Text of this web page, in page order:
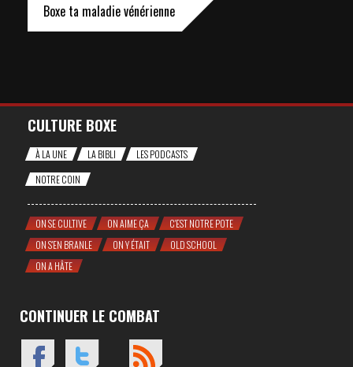
Boxe ta maladie vénérienne
CULTURE BOXE
À LA UNE LA BIBLI
LES PODCASTS
NOTRE COIN
ON SE CULTIVE ON AIME ÇA
C'EST NOTRE POTE
ON S'EN BRANLE
ON Y ÉTAIT
OLD SCHOOL
ON A HÂTE
CONTINUER LE COMBAT